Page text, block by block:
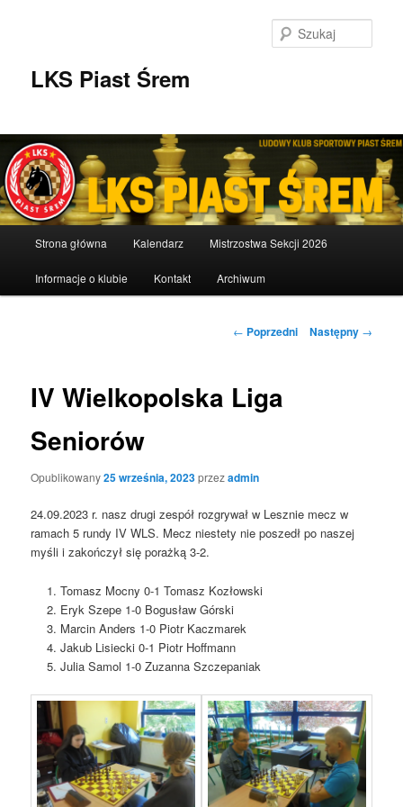
LKS Piast Śrem
Strona główna Kalendarz Mistrzostwa Sekcji 2026
Informacje o klubie Kontakt Archiwum
Nawigacja
← Poprzedni Następny →
IV Wielkopolska Liga
Seniorów
Opublikowany25 września, 2023przezadmin
24.09.2023 r. nasz drugi zespół rozgrywał w Lesznie mecz w
ramach 5 rundy IV WLS. Mecz niestety nie poszedł po naszej
myśli i zakończył się porażką 3-2.
Tomasz Mocny 0-1 Tomasz Kozłowski
Eryk Szepe 1-0 Bogusław Górski
Marcin Anders 1-0 Piotr Kaczmarek
Jakub Lisiecki 0-1 Piotr Hoffmann
Julia Samol 1-0 Zuzanna Szczepaniak